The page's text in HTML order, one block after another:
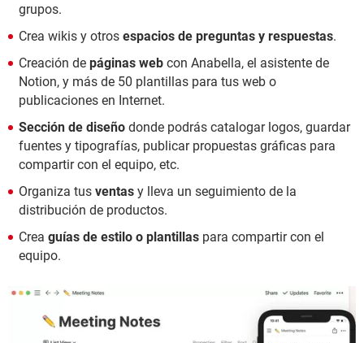
grupos.
Crea wikis y otros espacios de preguntas y respuestas.
Creación de páginas web con Anabella, el asistente de
Notion, y más de 50 plantillas para tus web o
publicaciones en Internet.
Sección de diseño donde podrás catalogar logos, guardar
fuentes y tipografías, publicar propuestas gráficas para
compartir con el equipo, etc.
Organiza tus ventas y lleva un seguimiento de la
distribución de productos.
Crea guías de estilo o plantillas para compartir con el
equipo.